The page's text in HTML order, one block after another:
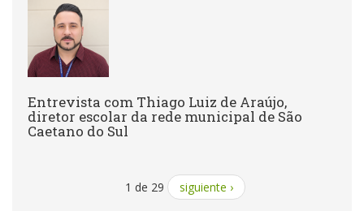
Entrevista com Thiago Luiz de Araújo,
diretor escolar da rede municipal de São
Caetano do Sul
1 de 29 siguiente ›